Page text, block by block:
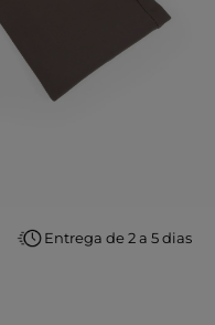
Entrega de 2 a 5 dias